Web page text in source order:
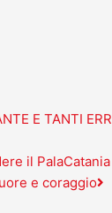
E TANTI
il
e coraggio